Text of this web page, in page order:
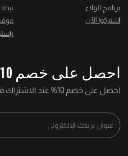
برنامج الولاء
اشتركوا الآن
نبذة
احصل على خصم 10%
احصل على خصم 10% عند الاشتراك في نشرتنا الإخبارية